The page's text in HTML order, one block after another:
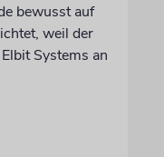
bewusst auf
weil der
Systems an